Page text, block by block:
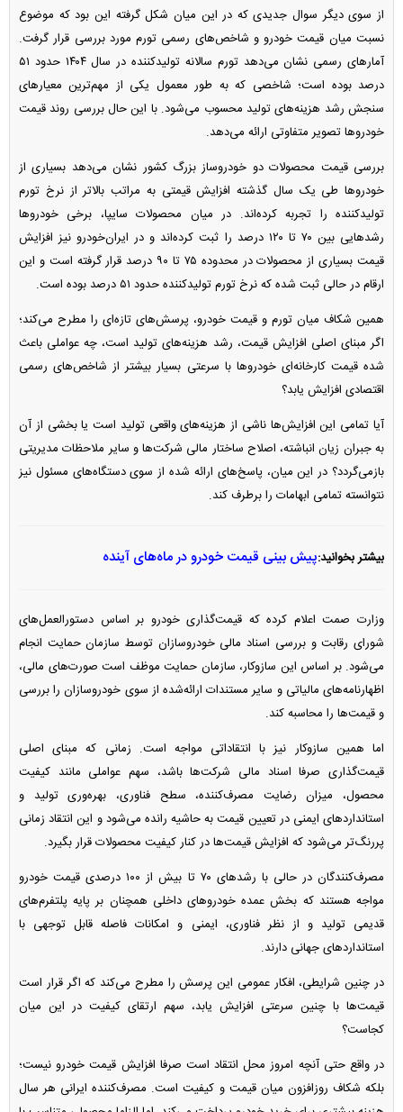
از سوی دیگر سوال جدیدی که در این میان شکل گرفته این بود که موضوع
نسبت میان قیمت خودرو و شاخص‌های رسمی تورم مورد بررسی قرار گرفت.
آمار‌های رسمی نشان می‌دهد تورم سالانه تولیدکننده در سال ۱۴۰۴ حدود ۵۱
درصد بوده است؛ شاخصی که به طور معمول یکی از مهم‌ترین معیار‌های
سنجش رشد هزینه‌های تولید محسوب می‌شود. با این حال بررسی روند قیمت
خودرو‌ها تصویر متفاوتی ارائه می‌دهد.
بررسی قیمت محصولات دو خودروساز بزرگ کشور نشان می‌دهد بسیاری از
خودرو‌ها طی یک سال گذشته افزایش قیمتی به مراتب بالاتر از نرخ تورم
تولیدکننده را تجربه کرده‌اند. در میان محصولات سایپا، برخی خودرو‌ها
رشد‌هایی بین ۷۰ تا ۱۲۰ درصد را ثبت کرده‌اند و در ایران‌خودرو نیز افزایش
قیمت بسیاری از محصولات در محدوده ۷۵ تا ۹۰ درصد قرار گرفته است و این
ارقام در حالی ثبت شده که نرخ تورم تولیدکننده حدود ۵۱ درصد بوده است.
همین شکاف میان تورم و قیمت خودرو، پرسش‌های تازه‌ای را مطرح می‌کند؛
اگر مبنای اصلی افزایش قیمت، رشد هزینه‌های تولید است، چه عواملی باعث
شده قیمت کارخانه‌ای خودرو‌ها با سرعتی بسیار بیشتر از شاخص‌های رسمی
اقتصادی افزایش یابد؟
آیا تمامی این افزایش‌ها ناشی از هزینه‌های واقعی تولید است یا بخشی از آن
به جبران زیان انباشته، اصلاح ساختار مالی شرکت‌ها و سایر ملاحظات مدیریتی
بازمی‌گردد؟ در این میان، پاسخ‌های ارائه شده از سوی دستگاه‌های مسئول نیز
نتوانسته تمامی ابهامات را برطرف کند.
بیشتر بخوانید:پیش بینی قیمت خودرو در ماه‌های آینده
وزارت صمت اعلام کرده که قیمت‌گذاری خودرو بر اساس دستورالعمل‌های
شورای رقابت و بررسی اسناد مالی خودروسازان توسط سازمان حمایت انجام
می‌شود. بر اساس این سازوکار، سازمان حمایت موظف است صورت‌های مالی،
اظهارنامه‌های مالیاتی و سایر مستندات ارائه‌شده از سوی خودروسازان را بررسی
و قیمت‌ها را محاسبه کند.
اما همین سازوکار نیز با انتقاداتی مواجه است. زمانی که مبنای اصلی
قیمت‌گذاری صرفا اسناد مالی شرکت‌ها باشد، سهم عواملی مانند کیفیت
محصول، میزان رضایت مصرف‌کننده، سطح فناوری، بهره‌وری تولید و
استاندارد‌های ایمنی در تعیین قیمت به حاشیه رانده می‌شود و این انتقاد زمانی
پررنگ‌تر می‌شود که افزایش قیمت‌ها در کنار کیفیت محصولات قرار بگیرد.
مصرف‌کنندگان در حالی با رشد‌های ۷۰ تا بیش از ۱۰۰ درصدی قیمت خودرو
مواجه هستند که بخش عمده خودرو‌های داخلی همچنان بر پایه پلتفرم‌های
قدیمی تولید و از نظر فناوری، ایمنی و امکانات فاصله قابل توجهی با
استاندارد‌های جهانی دارند.
در چنین شرایطی، افکار عمومی این پرسش را مطرح می‌کند که اگر قرار است
قیمت‌ها با چنین سرعتی افزایش یابد، سهم ارتقای کیفیت در این میان
کجاست؟
در واقع حتی آنچه امروز محل انتقاد است صرفا افزایش قیمت خودرو نیست؛
بلکه شکاف روزافزون میان قیمت و کیفیت است. مصرف‌کننده ایرانی هر سال